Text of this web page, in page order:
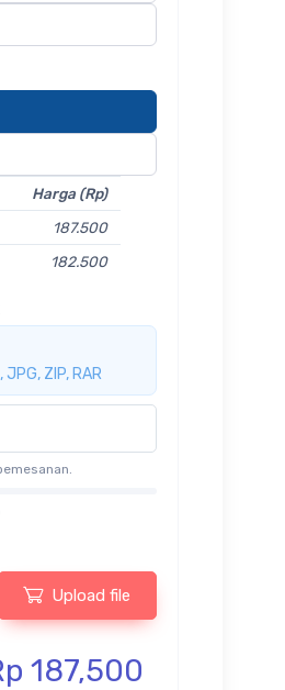
Harga (Rp)
187.500
182.500
JPG, ZIP, RAR
Upload file
187,500